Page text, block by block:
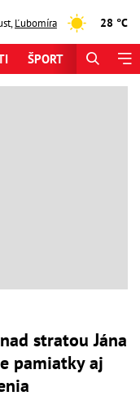
,Ľubomíra 28 °C
ŠPORT
stratou Jána
pamiatky aj